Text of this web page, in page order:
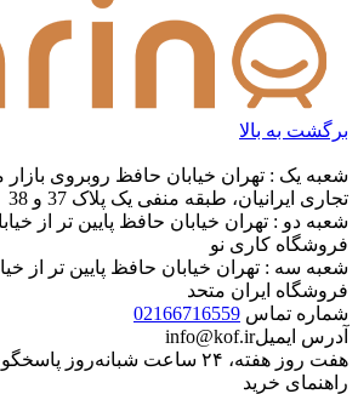
برگشت به بالا
شعبه یک : تهران خیابان حافظ روبروی بازار
تجاری ایرانیان، طبقه منفی یک پلاک 37 و 38
فروشگاه کاری نو
فروشگاه ایران متحد
شماره تماس 02166716559
آدرس ایمیلinfo@kof.ir
هفت روز هفته، ۲۴ ساعت شبانه‌روز پاسخگوی شما هستیم.
راهنمای خرید